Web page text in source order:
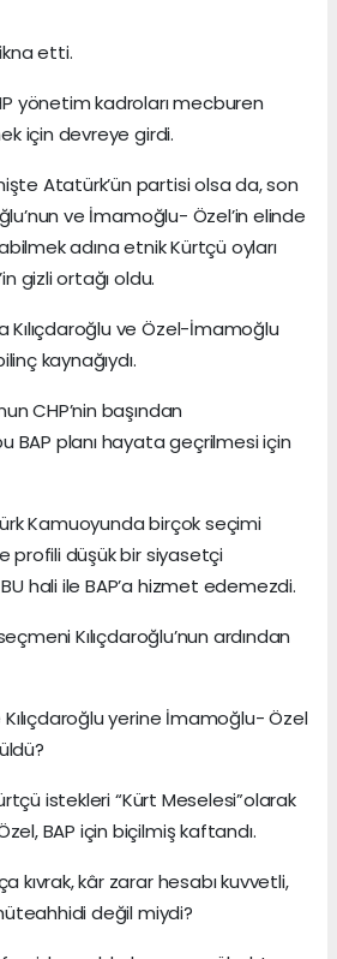
etti.
yönetim kadroları mecburen
için devreye girdi.
Atatürk’ün partisi olsa da, son
ve İmamoğlu- Özel’in elinde
adına etnik Kürtçü oyları
gizli ortağı oldu.
Kılıçdaroğlu ve Özel-İmamoğlu
kaynağıydı.
CHP’nin başından
BAP planı hayata geçrilmesi için
Kamuoyunda birçok seçimi
profili düşük bir siyasetçi
hali ile BAP’a hizmet edemezdi.
seçmeni Kılıçdaroğlu’nun ardından
yerine İmamoğlu- Özel
istekleri “Kürt Meselesi”olarak
BAP için biçilmiş kaftandı.
kıvrak, kâr zarar hesabı kuvvetli,
değil miydi?